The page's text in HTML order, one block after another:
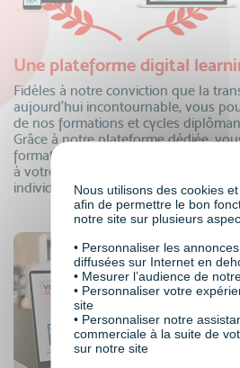
Une plateforme digital
Fidèles à notre conviction que la
aujourd’hui incontournable, vous
de nos formations et cycles
Grâce à notre plateforme dédiée,
formation depuis un appareil
à votre propre rythme, tout en
individualisé de nos équipes.
Nous utilisons des cookies
afin de permettre le bon
notre site sur plusieurs
• Personnaliser les
diffusées sur Internet en
• Mesurer l’audience de
• Personnaliser votre
site
• Personnaliser notre
commerciale à la suite de
sur notre site